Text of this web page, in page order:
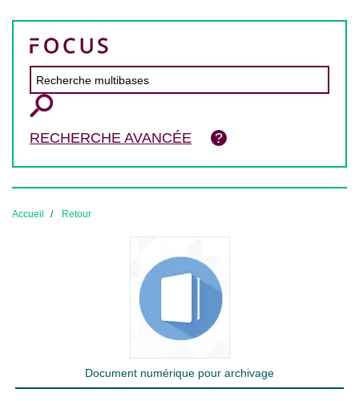
RECHERCHE AVANCÉE
Accueil Retour
Document numérique pour archivage